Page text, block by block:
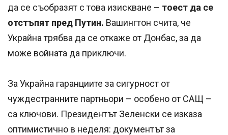
да се съобразят с това изискване – тоест да се
отстъпят пред Путин. Вашингтон счита, че
Украйна трябва да се откаже от Донбас, за да
може войната да приключи.
За Украйна гаранциите за сигурност от
чуждестранните партньори – особено от САЩ –
са ключови. Президентът Зеленски се изказа
оптимистично в неделя: документът за